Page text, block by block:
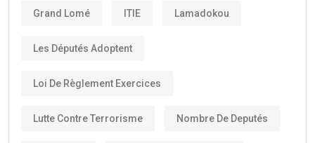
Grand Lomé ITIE Lamadokou
Les Députés Adoptent
Loi De Règlement Exercices
Lutte Contre Terrorisme Nombre De Deputés